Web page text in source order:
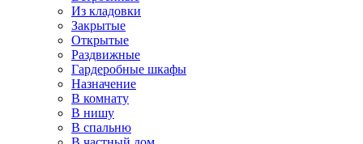
Из кладовки
Закрытые
Открытые
Раздвижные
Гардеробные шкафы
Назначение
В комнату
В нишу
В спальню